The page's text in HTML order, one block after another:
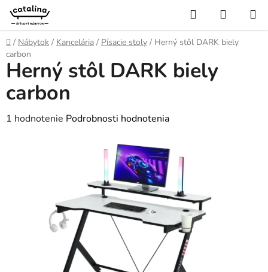
Prejsť
obsah
Hľadať
KOŠÍK
Domov
/ Nábytok / Kancelária / Písacie stoly / Herný stôl DARK biely
carbon
Herný stôl DARK biely
carbon
Priemerné
hviezdičiek.
1 hodnotenie Podrobnosti hodnotenia